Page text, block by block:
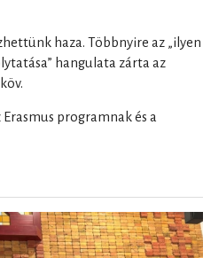
haza. Többnyire az „ilyen
hangulata zárta az
programnak és a